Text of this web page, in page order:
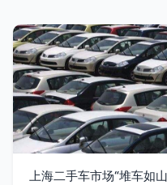
上海二手车市场“堆车如